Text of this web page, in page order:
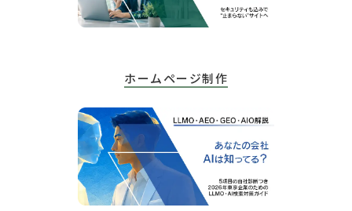
ホームページ制作